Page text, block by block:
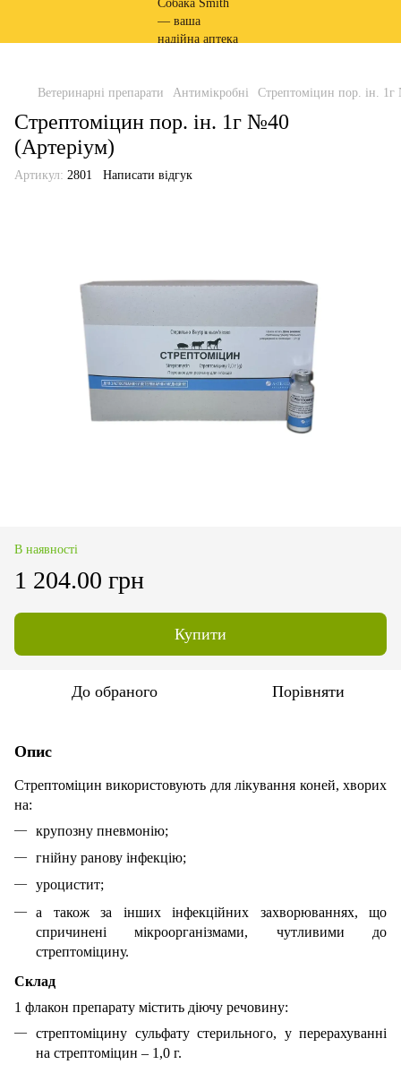
Ветеринарні препарати Антимікробні Стрептоміцин пор. ін.
Стрептоміцин пор. ін. 1г №40
(Артеріум)
Артикул: 2801 Написати відгук
В наявності
1 204.00 грн
Купити
До обраного Порівняти
Опис
Стрептоміцин використовують для лікування коней, хворих
на:
крупозну пневмонію;
гнійну ранову інфекцію;
уроцистит;
а також за інших інфекційних захворюваннях, що
спричинені мікроорганізмами, чутливими до
стрептоміцину.
Склад
1 флакон препарату містить діючу речовину:
стрептоміцину сульфату стерильного, у перерахуванні
на стрептоміцин – 1,0 г.